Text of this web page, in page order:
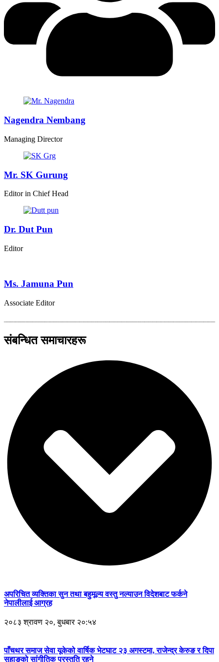
Nagendra Nembang
Managing Director
Mr. SK Gurung
Editor in Chief Head
Dr. Dut Pun
Editor
Ms. Jamuna Pun
Associate Editor
संबन्धित समाचारहरू
अपरिचित व्यक्तिका सुन तथा बहुमूल्य वस्तु नल्याउन विदेशबाट फर्कने
नेपालीलाई आग्रह
२०८३ श्रावण २०, बुधबार २०:५४
पाँचथर समाज सेवा यूकेको वार्षिक भेटघाट २३ अगस्टमा, राजेन्द्र केरुङ र दिपा
सुहाङको सांगीतिक प्रस्तुति रहने